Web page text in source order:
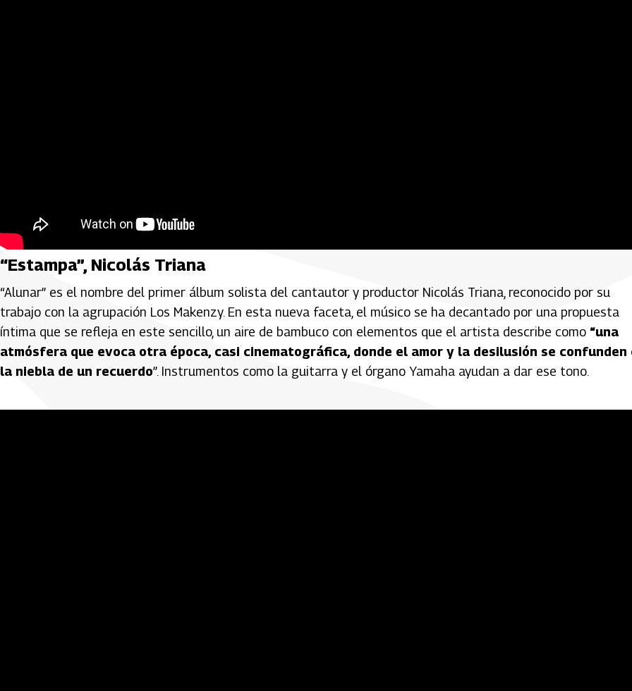
“Estampa”, Nicolás Triana
“Alunar” es el nombre del primer álbum solista del cantautor y productor Nicolás Triana, reconocido por su
trabajo con la agrupación Los Makenzy. En esta nueva faceta, el músico se ha decantado por una propuesta
íntima que se refleja en este sencillo, un aire de bambuco con elementos que el artista describe como “una
atmósfera que evoca otra época, casi cinematográfica, donde el amor y la desilusión se confunden
la niebla de un recuerdo”. Instrumentos como la guitarra y el órgano Yamaha ayudan a dar ese tono.